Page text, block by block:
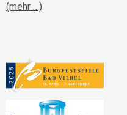
(mehr …)